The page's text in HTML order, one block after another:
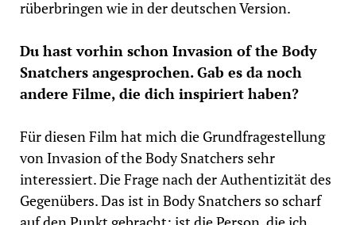
rüberbringen wie in der deutschen Version.
Du hast vorhin schon Invasion of the Body
Snatchers angesprochen. Gab es da noch
andere Filme, die dich inspiriert haben?
Für diesen Film hat mich die Grundfragestellung
von Invasion of the Body Snatchers sehr
interessiert. Die Frage nach der Authentizität des
Gegenübers. Das ist in Body Snatchers so scharf